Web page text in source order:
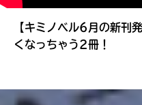
【キミノベル6月の新刊
くなっちゃう2冊！